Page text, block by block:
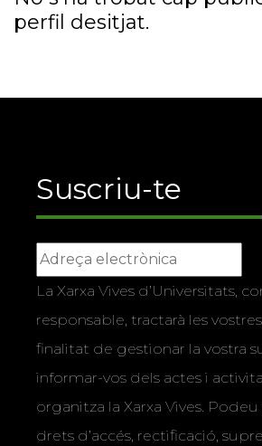
perfil desitjat.
Suscriu-te
La Xarxa Vives d’Universitats,
responsable, tractarà les
finalitat de gestionar la vostra
informar-vos dels actes i
organitza la Xarxa Vives. Podeu
drets d’accés, rectificació,